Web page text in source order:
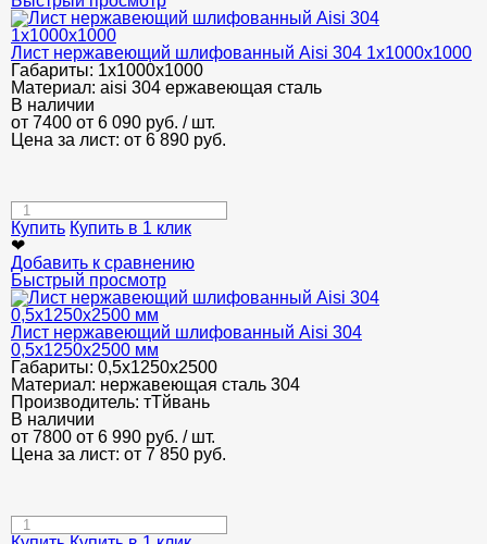
Лист нержавеющий шлифованный Aisi 304 1х1000х1000
Габариты: 1х1000х1000
Материал: aisi 304 ержавеющая сталь
В наличии
от 7400 от 6 090 руб. / шт.
Цена за лист: от 6 890 руб.
Купить Купить в 1 клик
❤
Добавить к сравнению
Быстрый просмотр
Лист нержавеющий шлифованный Aisi 304
0,5х1250х2500 мм
Габариты: 0,5х1250х2500
Материал: нержавеющая сталь 304
Производитель: тТйвань
В наличии
от 7800 от 6 990 руб. / шт.
Цена за лист: от 7 850 руб.